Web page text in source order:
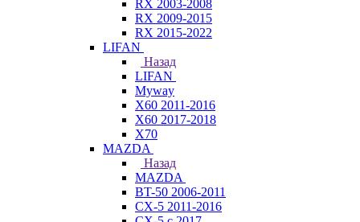
RX 2003-2008
RX 2009-2015
RX 2015-2022
LIFAN
Назад
LIFAN
Myway
X60 2011-2016
X60 2017-2018
X70
MAZDA
Назад
MAZDA
BT-50 2006-2011
CX-5 2011-2016